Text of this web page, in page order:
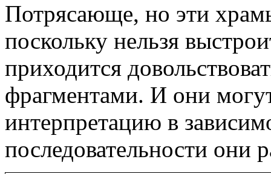
Потрясающе, но эти
поскольку нельзя
приходится
фрагментами. И они
интерпретацию в
последовательности они